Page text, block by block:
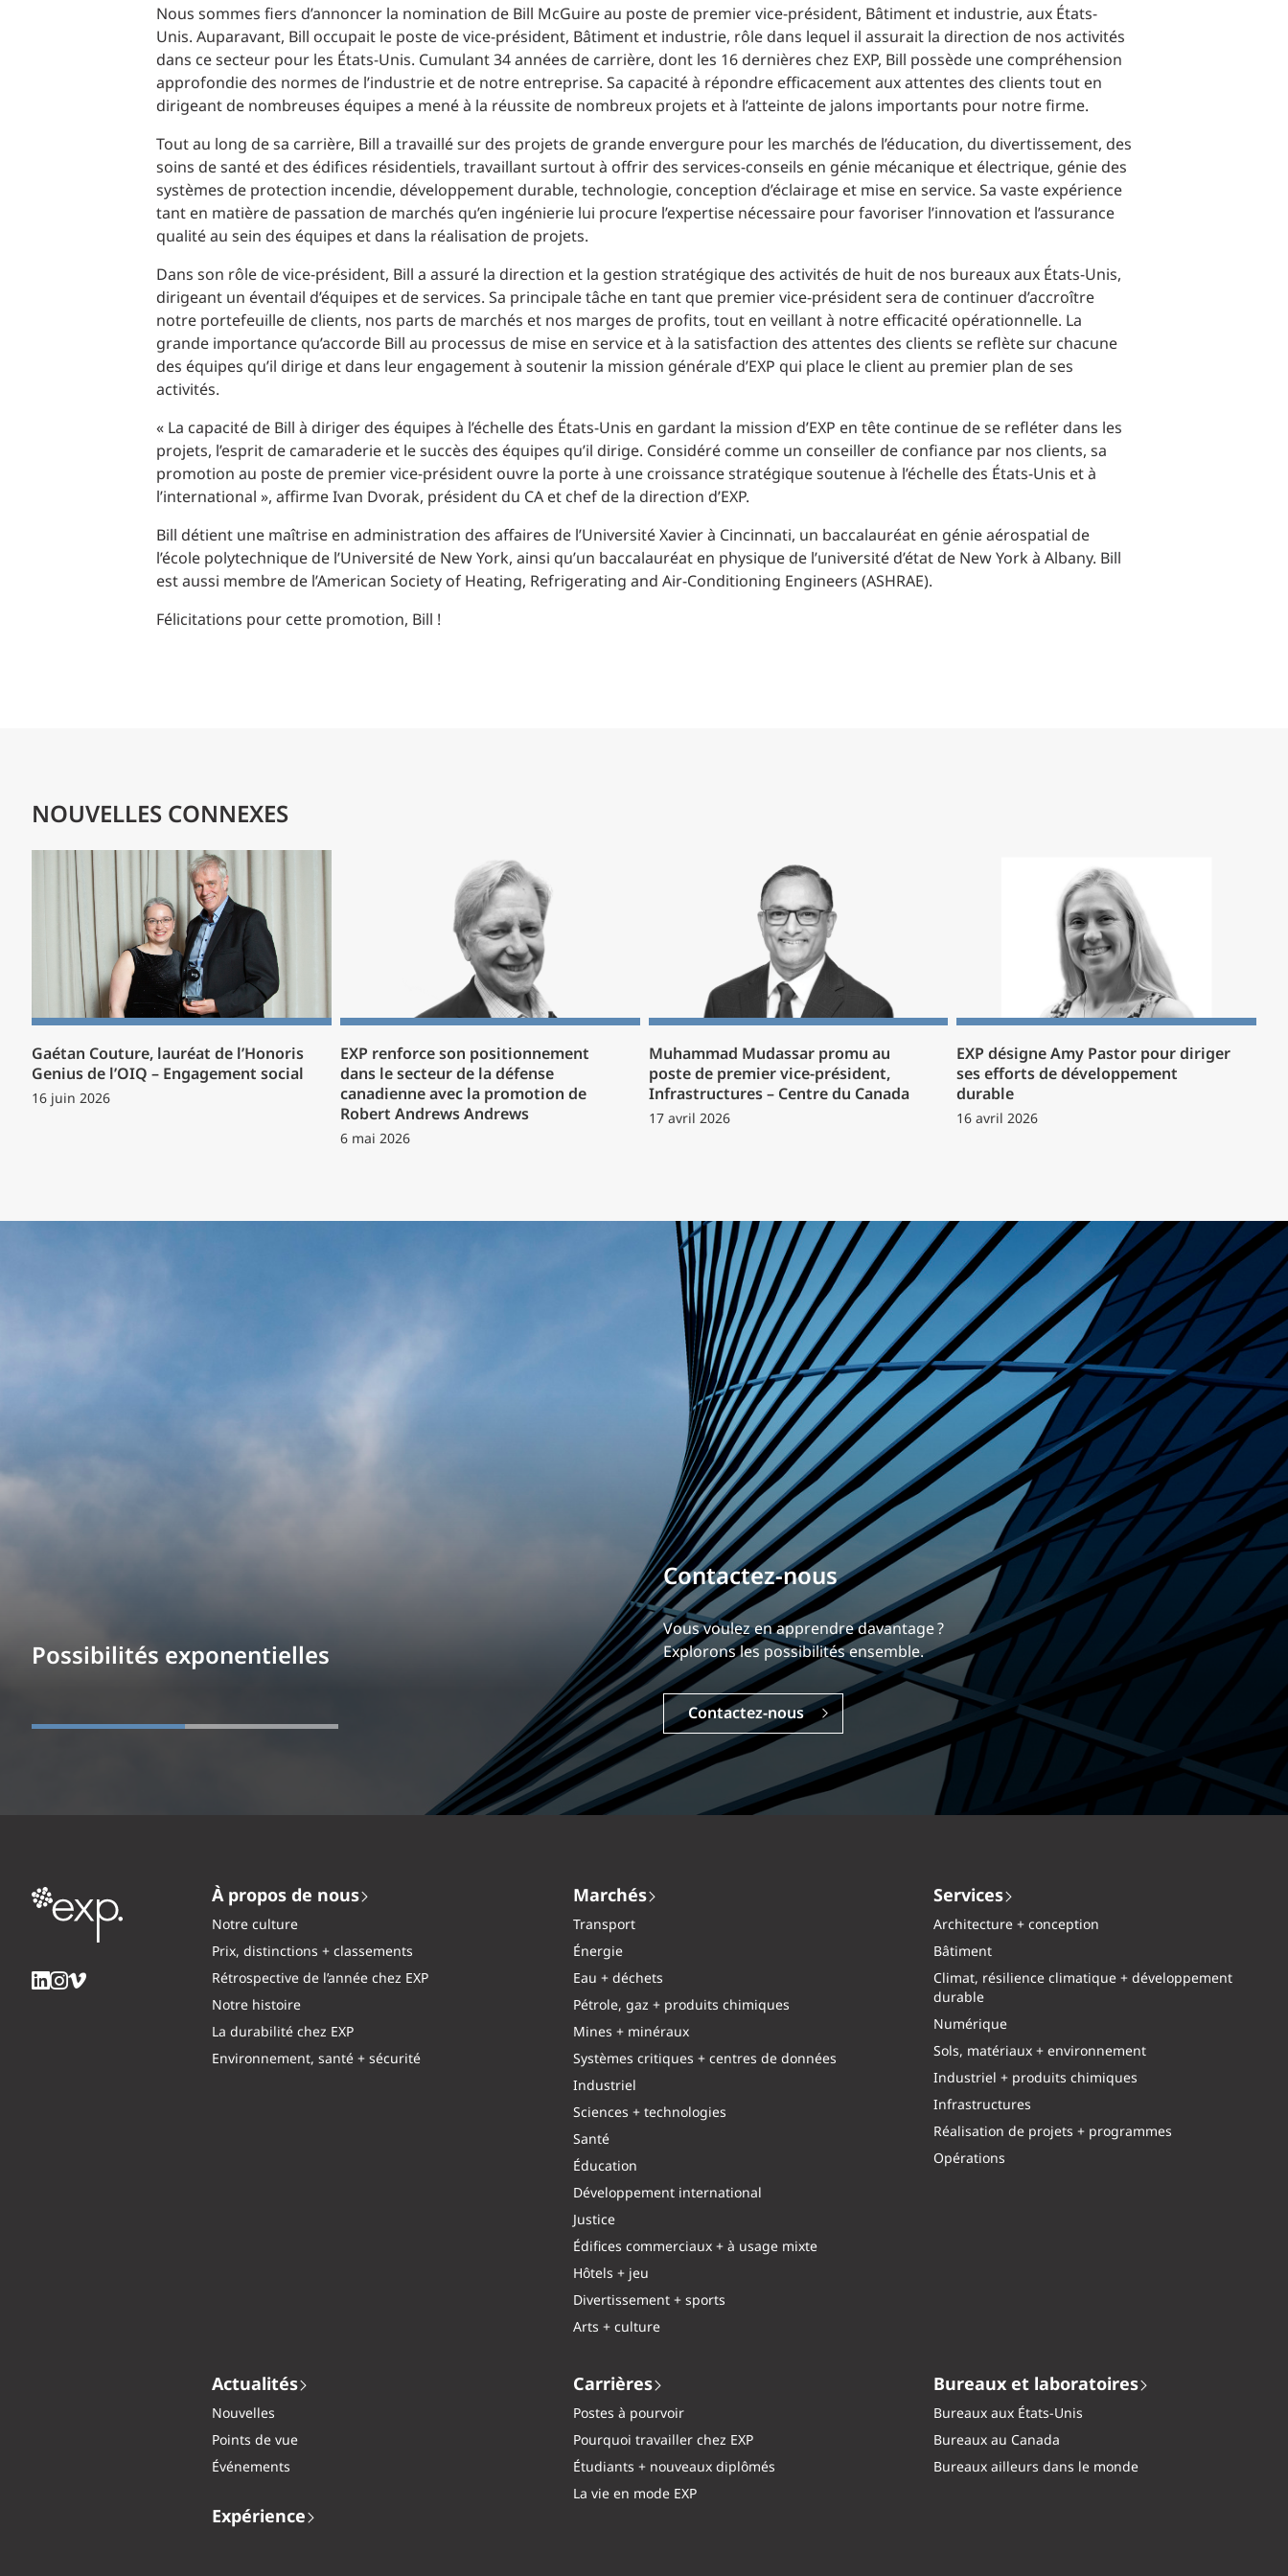
Production d’électricité + énergies renouvelables
Transport + distribution d’électricité
Biocarburants + valorisation énergétique des
EAU + DÉCHETS
DONNÉES
INDUSTRIEL
SANTÉ
Commerce de détail
HÔTELS + JEU
ARTS + CULTURE
Conception d’éclairage
INFRASTRUCTURES
Planification des transports
Ingénierie + modélisation de la circulation
RÉALISATION DE PROJETS + PROGRAMMES
Nous sommes fiers d’annoncer la nomination de Bill McGuire au poste de premier vice-président, Bâtiment et industrie, aux États-
Unis. Auparavant, Bill occupait le poste de vice-président, Bâtiment et industrie, rôle dans lequel il assurait la direction de nos activités
dans ce secteur pour les États-Unis. Cumulant 34 années de carrière, dont les 16 dernières chez EXP, Bill possède une compréhension
approfondie des normes de l’industrie et de notre entreprise. Sa capacité à répondre efficacement aux attentes des clients tout en
dirigeant de nombreuses équipes a mené à la réussite de nombreux projets et à l’atteinte de jalons importants pour notre firme.
Tout au long de sa carrière, Bill a travaillé sur des projets de grande envergure pour les marchés de l’éducation, du divertissement, des
soins de santé et des édifices résidentiels, travaillant surtout à offrir des services-conseils en génie mécanique et électrique, génie des
systèmes de protection incendie, développement durable, technologie, conception d’éclairage et mise en service. Sa vaste expérience
tant en matière de passation de marchés qu’en ingénierie lui procure l’expertise nécessaire pour favoriser l’innovation et l’assurance
qualité au sein des équipes et dans la réalisation de projets.
Dans son rôle de vice-président, Bill a assuré la direction et la gestion stratégique des activités de huit de nos bureaux aux États-Unis,
dirigeant un éventail d’équipes et de services. Sa principale tâche en tant que premier vice-président sera de continuer d’accroître
notre portefeuille de clients, nos parts de marchés et nos marges de profits, tout en veillant à notre efficacité opérationnelle. La
grande importance qu’accorde Bill au processus de mise en service et à la satisfaction des attentes des clients se reflète sur chacune
des équipes qu’il dirige et dans leur engagement à soutenir la mission générale d’EXP qui place le client au premier plan de ses
activités.
« La capacité de Bill à diriger des équipes à l’échelle des États-Unis en gardant la mission d’EXP en tête continue de se refléter dans les
projets, l’esprit de camaraderie et le succès des équipes qu’il dirige. Considéré comme un conseiller de confiance par nos clients, sa
promotion au poste de premier vice-président ouvre la porte à une croissance stratégique soutenue à l’échelle des États-Unis et à
l’international », affirme Ivan Dvorak, président du CA et chef de la direction d’EXP.
Bill détient une maîtrise en administration des affaires de l’Université Xavier à Cincinnati, un baccalauréat en génie aérospatial de
l’école polytechnique de l’Université de New York, ainsi qu’un baccalauréat en physique de l’université d’état de New York à Albany. Bill
est aussi membre de l’American Society of Heating, Refrigerating and Air-Conditioning Engineers (ASHRAE).
Félicitations pour cette promotion, Bill !
NOUVELLES CONNEXES
Gaétan Couture, lauréat de l’Honoris
Genius de l’OIQ – Engagement social
16 juin 2026
EXP renforce son positionnement
dans le secteur de la défense
canadienne avec la promotion de
Robert Andrews Andrews
6 mai 2026
Muhammad Mudassar promu au
poste de premier vice-président,
Infrastructures – Centre du Canada
17 avril 2026
EXP désigne Amy Pastor pour diriger
ses efforts de développement
durable
16 avril 2026
Possibilités exponentielles
Bâtissez votre carrière
Notre expérience est ce qui nous différencie.
Explorez une carrière dynamique et gratifiante chez EXP.
Carrières
À propos de nous
Notre culture
Prix, distinctions + classements
Rétrospective de l’année chez EXP
Notre histoire
La durabilité chez EXP
Environnement, santé + sécurité
Marchés
Transport
Énergie
Eau + déchets
Pétrole, gaz + produits chimiques
Mines + minéraux
Systèmes critiques + centres de données
Industriel
Sciences + technologies
Santé
Éducation
Développement international
Justice
Édifices commerciaux + à usage mixte
Hôtels + jeu
Divertissement + sports
Arts + culture
Services
Architecture + conception
Bâtiment
Climat, résilience climatique + développement
durable
Numérique
Sols, matériaux + environnement
Industriel + produits chimiques
Infrastructures
Réalisation de projets + programmes
Opérations
Actualités
Nouvelles
Points de vue
Événements
Expérience
Carrières
Postes à pourvoir
Pourquoi travailler chez EXP
Étudiants + nouveaux diplômés
La vie en mode EXP
Bureaux et laboratoires
Bureaux aux États-Unis
Bureaux au Canada
Bureaux ailleurs dans le monde